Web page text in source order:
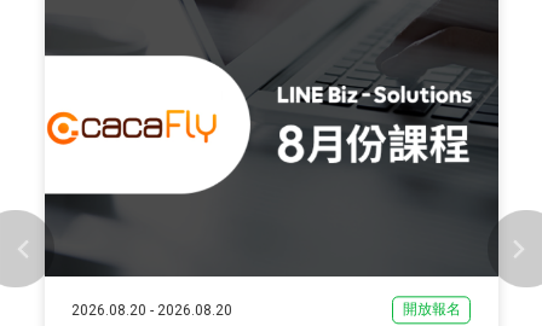
2026.08.20 - 2026.08.20 開放報名